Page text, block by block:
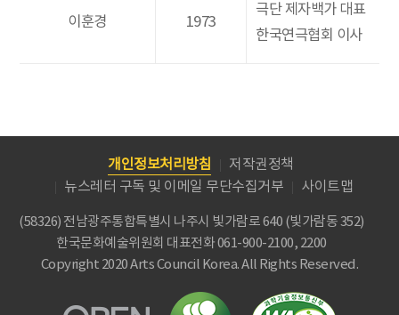
이훈경 1973
극단 제자백가 대표
한국연극협회 이사
개인정보처리방침
저작권정책
뉴스레터 구독 및 이메일 무단수집거부
사이트맵
(58326) 전남광주통합특별시 나주시 빛가람로 640 (빛가람동 352)
한국문화예술위원회 대표전화 061-900-2100, 2200
Copyright 2020 Arts Council Korea. All Rights Reserved.